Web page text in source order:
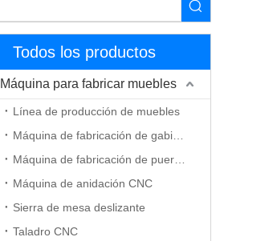
Todos los productos
Máquina para fabricar muebles
Línea de producción de muebles
Máquina de anidación CNC
Sierra de mesa deslizante
Taladro CNC